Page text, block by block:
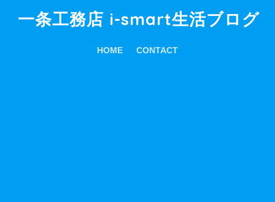
一条工務店 i-smart生活ブログ
HOME CONTACT